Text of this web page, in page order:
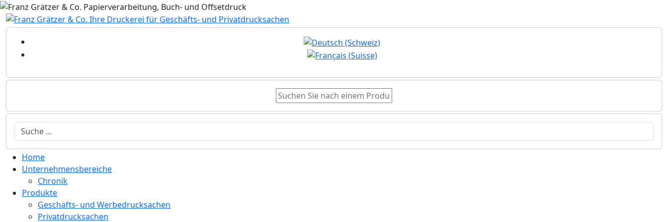
Sprache auswählen
Home
Unternehmensbereiche
Chronik
Produkte
Geschäfts- und Werbedrucksachen
Privatdrucksachen